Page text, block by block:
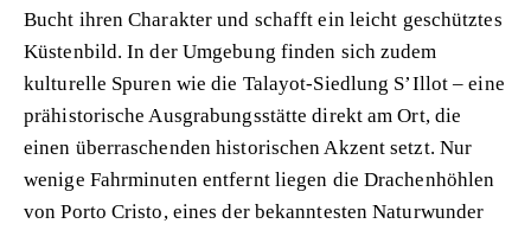
Bucht ihren Charakter und schafft ein leicht geschütztes
Küstenbild. In der Umgebung finden sich zudem
kulturelle Spuren wie die Talayot-Siedlung S’Illot – eine
prähistorische Ausgrabungsstätte direkt am Ort, die
einen überraschenden historischen Akzent setzt. Nur
wenige Fahrminuten entfernt liegen die Drachenhöhlen
von Porto Cristo, eines der bekanntesten Naturwunder